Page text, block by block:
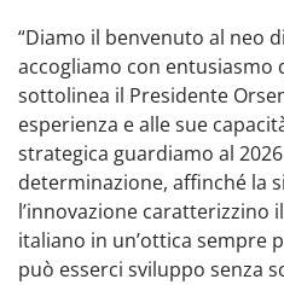
“Diamo il benvenuto al neo
accogliamo con entusiasmo
sottolinea il Presidente
esperienza e alle sue
strategica guardiamo al
determinazione, affinché la
l’innovazione
italiano in un’ottica sempre
può esserci sviluppo senza